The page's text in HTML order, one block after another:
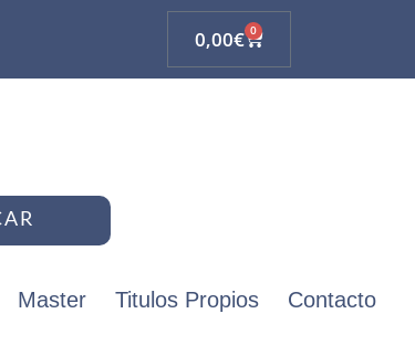
0,00€ 0
Master Titulos Propios Contacto